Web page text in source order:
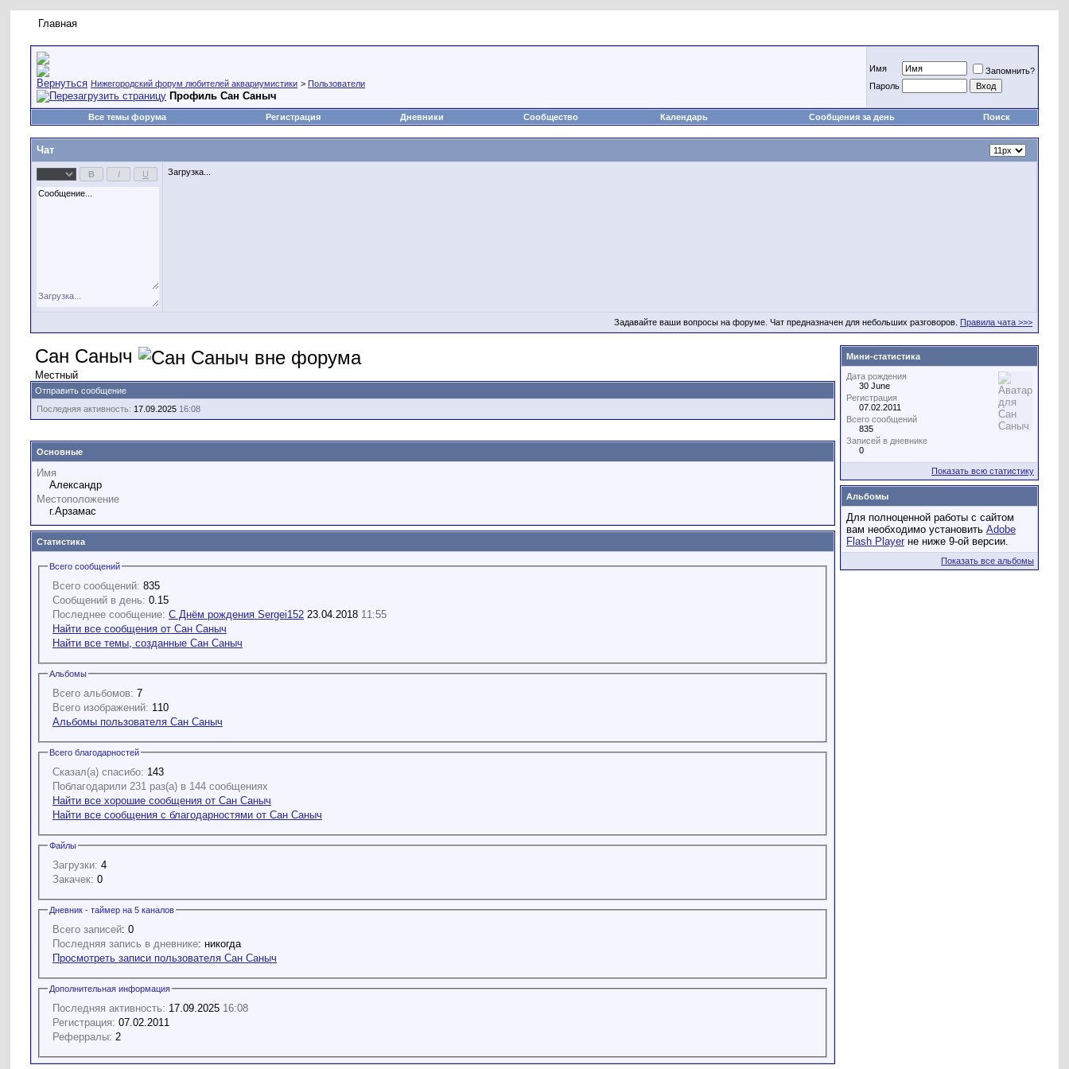
Главная
Нижегородский форум любителей аквариумистики > Пользователи
Профиль Сан Саныч
Имя
Запомнить?
Пароль
Все темы форума Регистрация Дневники Сообщество Календарь Сообщения за день Поиск
Чат
Загрузка...
Задавайте ваши вопросы на форуме. Чат предназначен для небольших разговоров. Правила чата >>>
Сан Саныч
Местный
Отправить сообщение
Последняя активность: 17.09.2025 16:08
Основные
Имя
Александр
Местоположение
г.Арзамас
Статистика
Всего сообщений
Всего сообщений: 835
Сообщений в день: 0.15
Последнее сообщение: С Днём рождения Sergei152 23.04.2018 11:55
Найти все сообщения от Сан Саныч
Найти все темы, созданные Сан Саныч
Альбомы
Всего альбомов: 7
Всего изображений: 110
Альбомы пользователя Сан Саныч
Всего благодарностей
Сказал(а) спасибо: 143
Поблагодарили 231 раз(а) в 144 сообщениях
Найти все хорошие сообщения от Сан Саныч
Найти все сообщения с благодарностями от Сан Саныч
Файлы
Загрузки: 4
Закачек: 0
Дневник - таймер на 5 каналов
Всего записей: 0
Последняя запись в дневнике : никогда
Просмотреть записи пользователя Сан Саныч
Дополнительная информация
Последняя активность: 17.09.2025 16:08
Регистрация: 07.02.2011
Реферралы: 2
Мини-статистика
Дата рождения
30 June
Регистрация
07.02.2011
Всего сообщений
835
Записей в дневнике
0
Показать всю статистику
Альбомы
Для полноценной работы с сайтом
вам необходимо установить Adobe
Flash Player не ниже 9-ой версии.
Показать все альбомы